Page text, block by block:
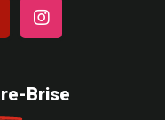
Brise